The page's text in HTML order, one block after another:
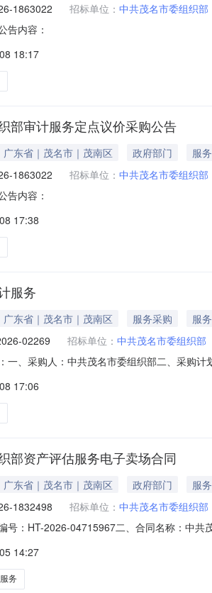
1863022 招标单位： 中共茂名市委组织部
告内容：
18:17
部审计服务定点议价采购公告
广东省｜茂名市｜茂南区 政府部门
服务
1863022 招标单位： 中共茂名市委组织部
告内容：
17:38
服务
广东省｜茂名市｜茂南区 服务采购
服务
02269 招标单位： 中共茂名市委组织部
一、采购人：中共茂名市委组织部二、采购
17:06
部资产评估服务电子卖场合同
广东省｜茂名市｜茂南区 政府部门
服务
1832498 招标单位： 中共茂名市委组织部
号：HT-2026-04715967二、合同名称：中
估事务所有限公司地址：广东省茂名市茂南
14:27
务